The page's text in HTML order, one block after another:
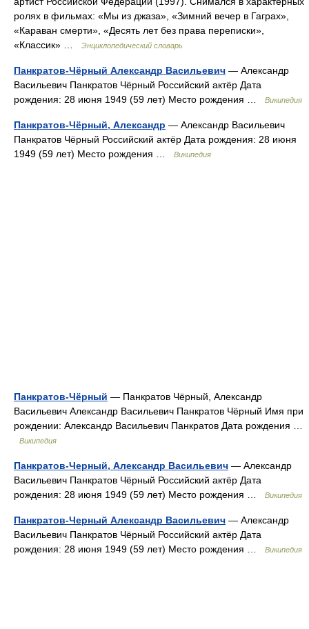
ролях в фильмах: «Мы из джаза», «Зимний вечер в Гаграх»,
«Караван смерти», «Десять лет без права переписки»,
«Классик» …
Энциклопедический словарь
Панкратов-Чёрный Александр Васильевич — Александр
Васильевич Панкратов Чёрный Российский актёр Дата
рождения: 28 июня 1949 (59 лет) Место рождения …
Википедия
Панкратов-Чёрный, Александр — Александр Васильевич
Панкратов Чёрный Российский актёр Дата рождения: 28 июня
1949 (59 лет) Место рождения …
Википедия
Панкратов-Чёрный — Панкратов Чёрный, Александр
Васильевич Александр Васильевич Панкратов Чёрный Имя при
рождении: Александр Васильевич Панкратов Дата рождения …
Википедия
Панкратов-Черный, Александр Васильевич — Александр
Васильевич Панкратов Чёрный Российский актёр Дата
рождения: 28 июня 1949 (59 лет) Место рождения …
Википедия
Панкратов-Черный Александр Васильевич — Александр
Васильевич Панкратов Чёрный Российский актёр Дата
рождения: 28 июня 1949 (59 лет) Место рождения …
Википедия